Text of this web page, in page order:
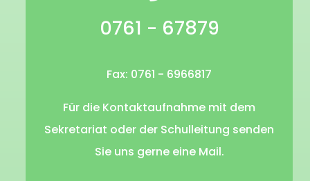
0761 - 67879
Fax: 0761 - 6966817
Für die Kontaktaufnahme mit dem
Sekretariat oder der Schulleitung senden
Sie uns gerne eine Mail.